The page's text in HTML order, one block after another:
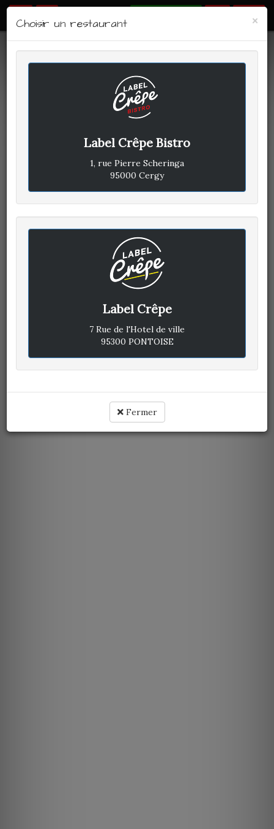
×
Choisir un restaurant
Label Crêpe Bistro
1, rue Pierre Scheringa
95000 Cergy
Label Crêpe
7 Rue de l'Hotel de ville
95300 PONTOISE
Fermer